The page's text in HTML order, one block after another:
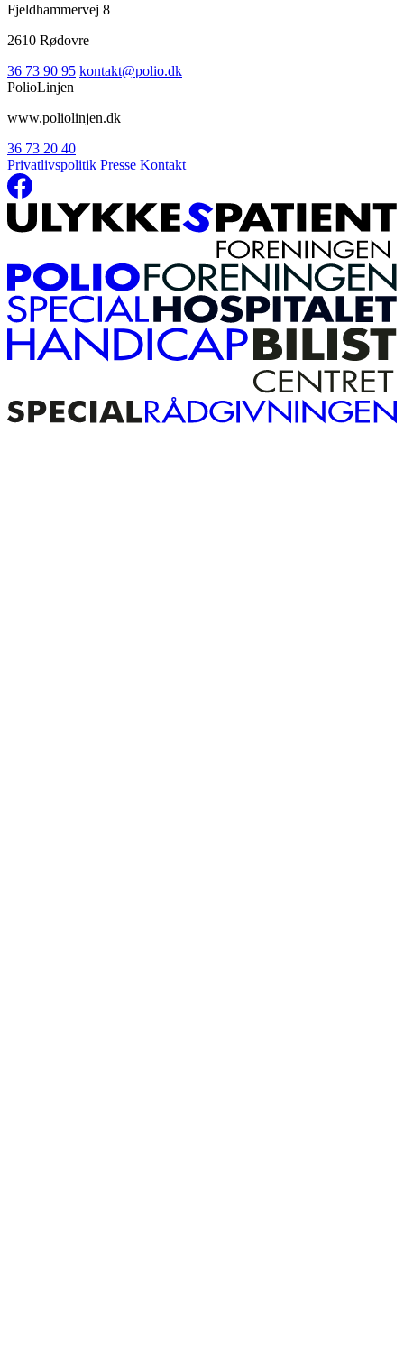
Fjeldhammervej 8
2610 Rødovre
36 73 90 95 kontakt@polio.dk
PolioLinjen
www.poliolinjen.dk
36 73 20 40
Privatlivspolitik Presse Kontakt